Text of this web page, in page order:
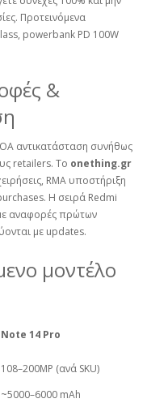
Προτεινόμενα
powerbank PD 100W
&
αντικατάσταση συνήθως
retailers. Το onething.gr
RMA υποστήριξη
Η σειρά Redmi
αναφορές πρώτων
με updates.
μοντέλο
Note 14 Pro
108–200MP (ανά SKU)
~5000–6000 mAh